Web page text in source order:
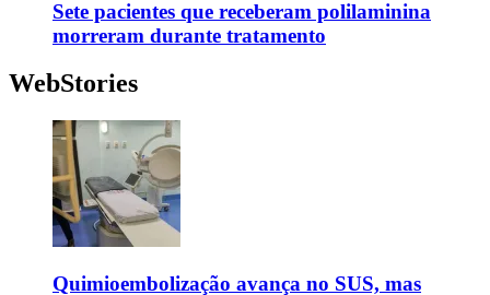
Sete pacientes que receberam polilaminina
morreram durante tratamento
WebStories
Quimioembolização avança no SUS, mas